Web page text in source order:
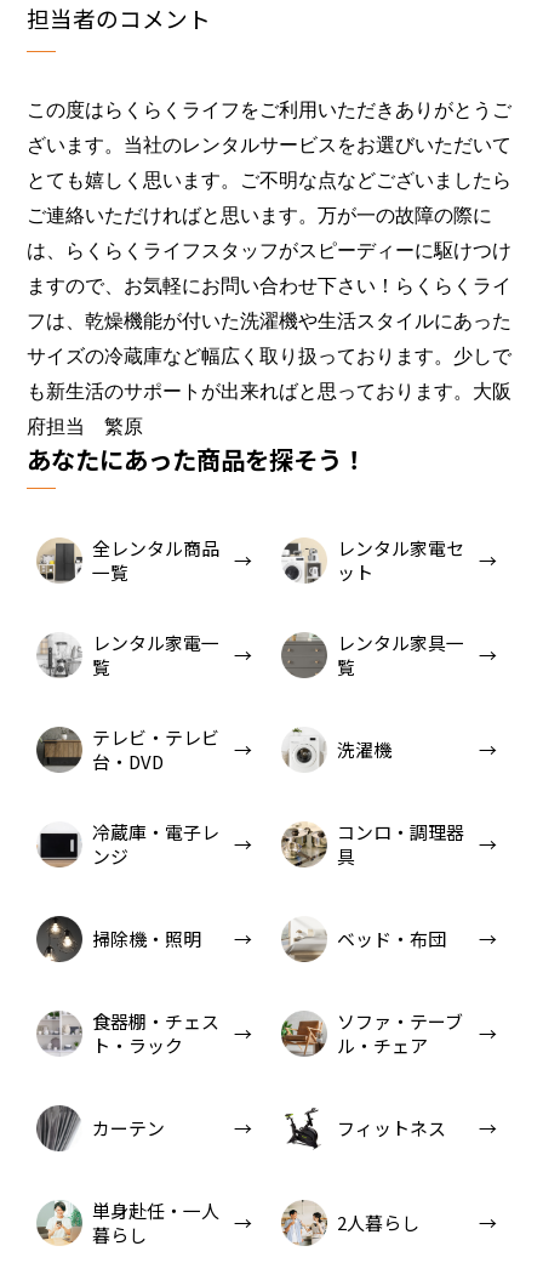
担当者のコメント
この度はらくらくライフをご利用いただきありがとうご
ざいます。当社のレンタルサービスをお選びいただいて
とても嬉しく思います。ご不明な点などございましたら
ご連絡いただければと思います。万が一の故障の際に
は、らくらくライフスタッフがスピーディーに駆けつけ
ますので、お気軽にお問い合わせ下さい！らくらくライ
フは、乾燥機能が付いた洗濯機や生活スタイルにあった
サイズの冷蔵庫など幅広く取り扱っております。少しで
も新生活のサポートが出来ればと思っております。大阪
府担当 繁原
あなたにあった商品を探そう！
全レンタル商品
一覧
レンタル家電セ
ット
レンタル家電一
覧
レンタル家具一
覧
テレビ・テレビ
台・DVD
洗濯機
冷蔵庫・電子レ
ンジ
コンロ・調理器
具
掃除機・照明 ベッド・布団
食器棚・チェス
ト・ラック
ソファ・テーブ
ル・チェア
カーテン フィットネス
単身赴任・一人
暮らし
2人暮らし